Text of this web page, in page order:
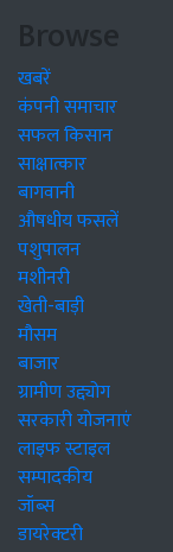
Browse
खबरें
कंपनी समाचार
सफल किसान
साक्षात्कार
बागवानी
औषधीय फसलें
पशुपालन
मशीनरी
खेती-बाड़ी
मौसम
बाजार
ग्रामीण उद्द्योग
सरकारी योजनाएं
लाइफ स्टाइल
सम्पादकीय
जॉब्स
डायरेक्टरी